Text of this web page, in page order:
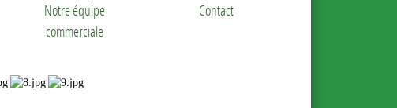
Notre équipe
commerciale
Contact